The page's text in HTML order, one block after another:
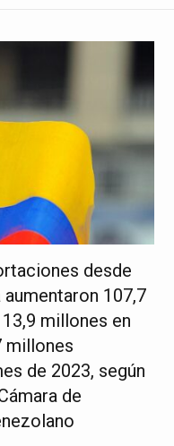
desde
107,7
millones en
millones
de 2023, según
de